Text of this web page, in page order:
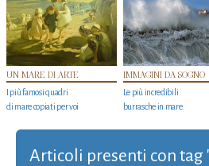
UN MARE DI ARTE
I più famosi quadri
di mare copiati per voi
IMMAGINI DA SOGNO
Le più incredibili
burrasche in mare
Articoli presenti con